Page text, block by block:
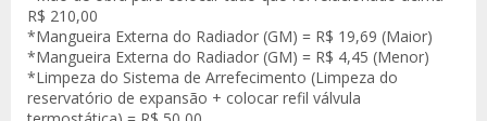
R$ 210,00
*Mangueira Externa do Radiador (GM) = R$ 19,69 (Maior)
*Mangueira Externa do Radiador (GM) = R$ 4,45 (Menor)
*Limpeza do Sistema de Arrefecimento (Limpeza do
reservatório de expansão + colocar refil válvula